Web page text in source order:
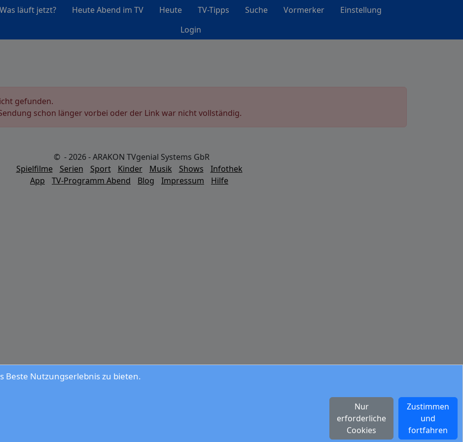
Was läuft jetzt? Heute Abend im TV Heute TV-Tipps Suche Vormerker
Einstellung
Login
Beste Nutzungserlebnis zu bieten.
Zustimmen
und
fortfahren
Nur
erforderliche
Cookies
gefunden.
schon länger vorbei oder der Link war nicht vollständig.
© - 2026 - ARAKON TVgenial Systems GbR
Spielfilme
Serien Sport Kinder Musik Shows
Infothek
App
TV-Programm Abend Blog Impressum Hilfe